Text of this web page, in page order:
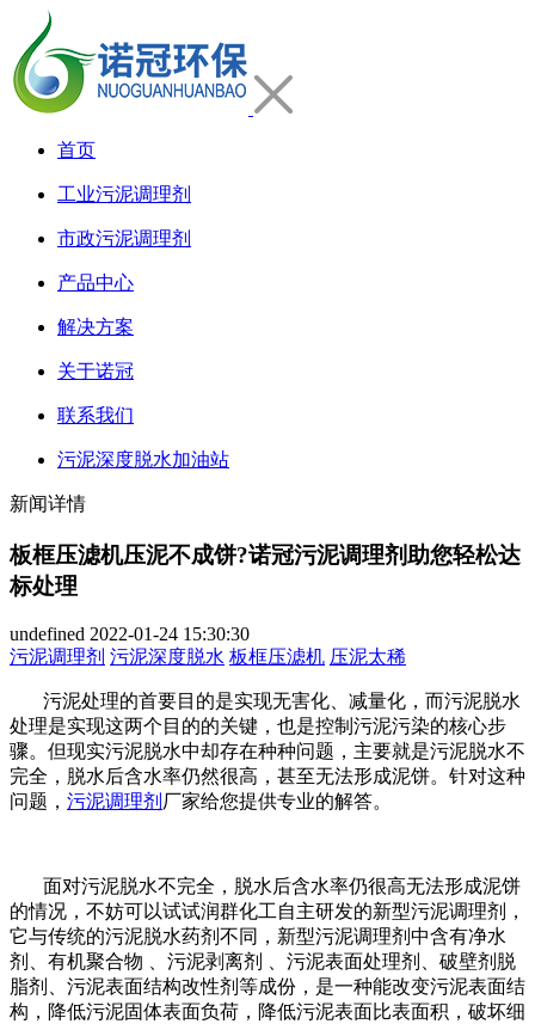
首页
工业污泥调理剂
市政污泥调理剂
产品中心
解决方案
关于诺冠
联系我们
污泥深度脱水加油站
新闻详情
板框压滤机压泥不成饼?诺冠污泥调理剂助您轻松达
标处理
undefined 2022-01-24 15:30:30
污泥调理剂 污泥深度脱水 板框压滤机 压泥太稀
污泥处理的首要目的是实现无害化、减量化，而污泥脱水
处理是实现这两个目的的关键，也是控制污泥污染的核心步
骤。但现实污泥脱水中却存在种种问题，主要就是污泥脱水不
完全，脱水后含水率仍然很高，甚至无法形成泥饼。针对这种
问题， 污泥调理剂 厂家给您提供专业的解答。
面对污泥脱水不完全，脱水后含水率仍很高无法形成泥饼
的情况，不妨可以试试润群化工自主研发的新型污泥调理剂，
它与传统的污泥脱水药剂不同，新型污泥调理剂中含有净水
剂、有机聚合物 、污泥剥离剂 、污泥表面处理剂、破壁剂脱
脂剂、污泥表面结构改性剂等成份，是一种能改变污泥表面结
构，降低污泥固体表面负荷，降低污泥表面比表面积，破坏细